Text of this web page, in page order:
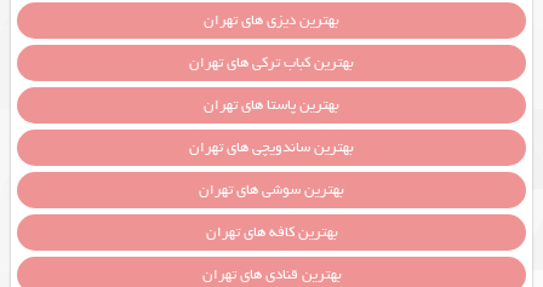
بهترین دیزی های تهران
بهترین کباب ترکی های تهران
بهترین پاستا های تهران
بهترین ساندویچی های تهران
بهترین سوشی های تهران
بهترین کافه های تهران
بهترین قنادی های تهران